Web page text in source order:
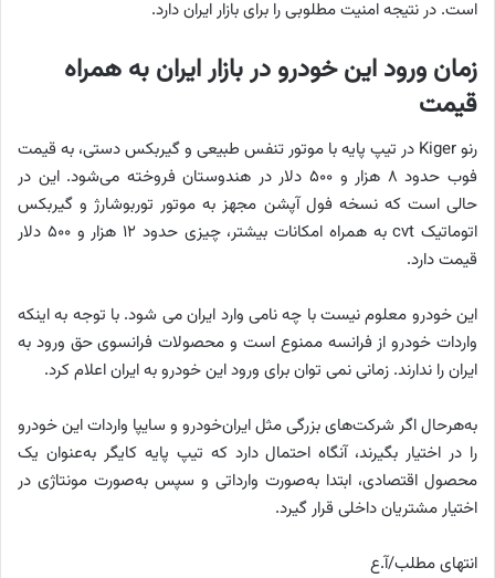
است. در نتیجه امنیت مطلوبی را برای بازار ایران دارد.
زمان ورود این خودرو در بازار ایران به همراه
قیمت
رنو Kiger در تیپ پایه با موتور تنفس طبیعی و گیربکس دستی، به قیمت
فوب حدود ۸ هزار و ۵۰۰ دلار در هندوستان فروخته می‌شود. این در
حالی است که نسخه فول آپشن مجهز به موتور توربوشارژ و گیربکس
اتوماتیک cvt به همراه امکانات بیشتر، چیزی حدود ۱۲ هزار و ۵۰۰ دلار
قیمت دارد.
این خودرو معلوم نیست با چه نامی وارد ایران می شود. با توجه به اینکه
واردات خودرو از فرانسه ممنوع است و محصولات فرانسوی حق ورود به
ایران را ندارند. زمانی نمی توان برای ورود این خودرو به ایران اعلام کرد.
به‌هرحال اگر شرکت‌های بزرگی مثل ایران‌خودرو و سایپا واردات این خودرو
را در اختیار بگیرند، آنگاه احتمال دارد که تیپ پایه کایگر به‌عنوان یک
محصول اقتصادی، ابتدا به‌صورت وارداتی و سپس به‌صورت مونتاژی در
اختیار مشتریان داخلی قرار گیرد.
انتهای مطلب/آ.ع